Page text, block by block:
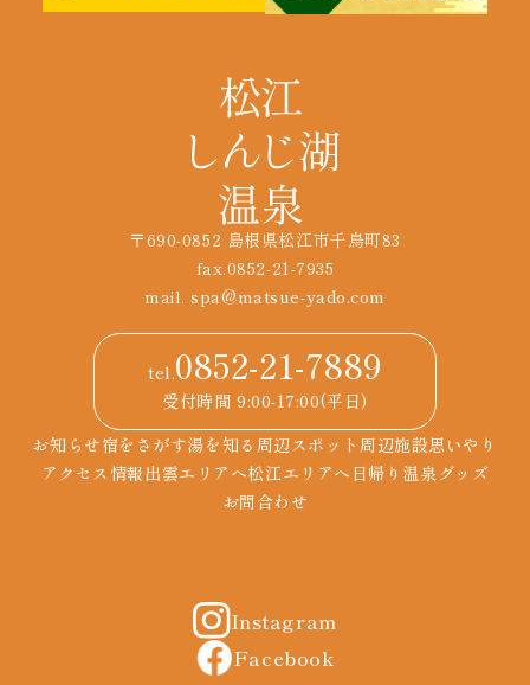
〒690-0852 島根県松江市千鳥町83
fax.0852-21-7935
mail.spa@matsue-yado.com
tel.0852-21-7889
受付時間 9:00-17:00(平日)
お知らせ宿をさがす湯を知る 周辺スポット 周辺施設思いやり
アクセス情報出雲エリアへ松江エリアへ 日帰り温泉 グッズ
お問合わせ
Instagram
Facebook